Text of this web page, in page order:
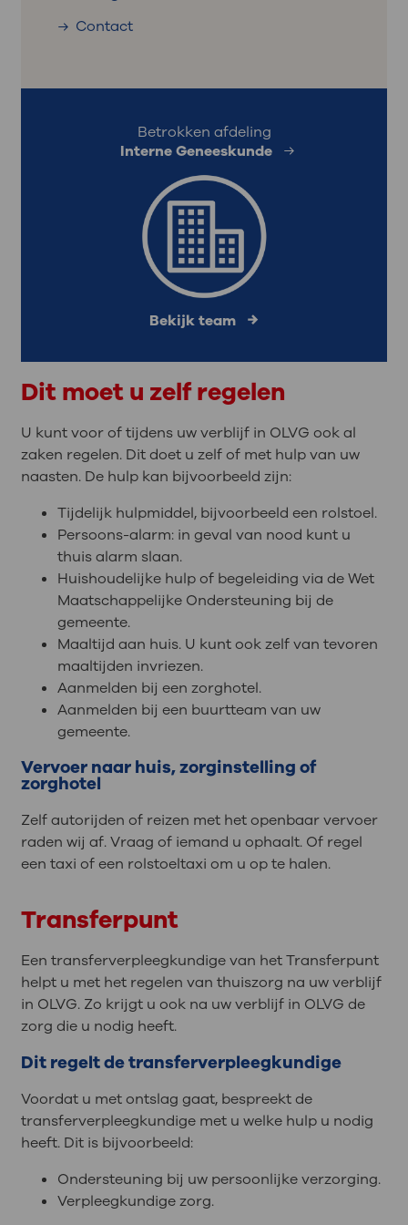
Contact
Betrokken afdeling
Interne Geneeskunde
Bekijk team
Dit moet u zelf regelen
U kunt voor of tijdens uw verblijf in OLVG ook al
zaken regelen. Dit doet u zelf of met hulp van uw
naasten. De hulp kan bijvoorbeeld zijn:
Tijdelijk hulpmiddel, bijvoorbeeld een rolstoel.
Persoons-alarm: in geval van nood kunt u
thuis alarm slaan.
Huishoudelijke hulp of begeleiding via de Wet
Maatschappelijke Ondersteuning bij de
gemeente.
Maaltijd aan huis. U kunt ook zelf van tevoren
maaltijden invriezen.
Aanmelden bij een zorghotel.
Aanmelden bij een buurtteam van uw
gemeente.
Vervoer naar huis, zorginstelling of
zorghotel
Zelf autorijden of reizen met het openbaar vervoer
raden wij af. Vraag of iemand u ophaalt. Of regel
een taxi of een rolstoeltaxi om u op te halen.
Transferpunt
Een transferverpleegkundige van het Transferpunt
helpt u met het regelen van thuiszorg na uw verblijf
in OLVG. Zo krijgt u ook na uw verblijf in OLVG de
zorg die u nodig heeft.
Dit regelt de transferverpleegkundige
Voordat u met ontslag gaat, bespreekt de
transferverpleegkundige met u welke hulp u nodig
heeft. Dit is bijvoorbeeld:
Ondersteuning bij uw persoonlijke verzorging.
Verpleegkundige zorg.